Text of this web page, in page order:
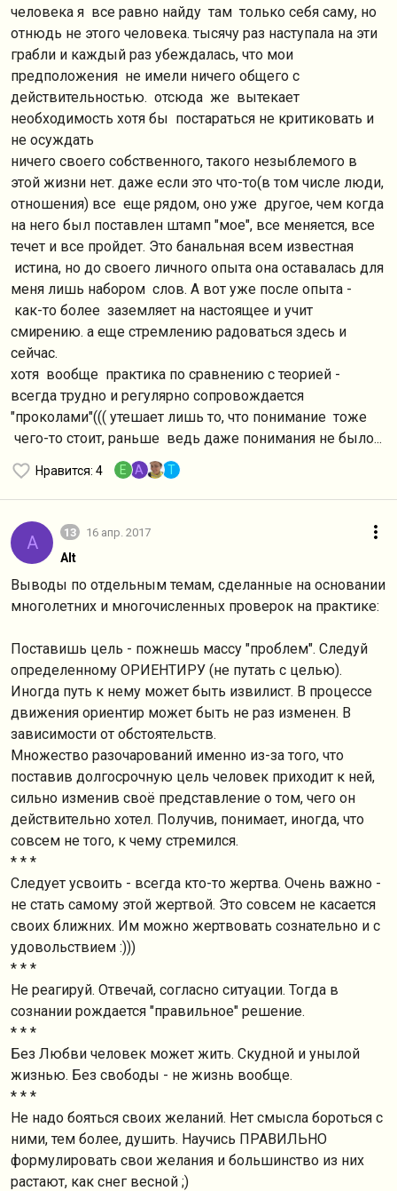
человека я все равно найду там только себя саму, но
отнюдь не этого человека. тысячу раз наступала на эти
грабли и каждый раз убеждалась, что мои
предположения не имели ничего общего с
действительностью. отсюда же вытекает
необходимость хотя бы постараться не критиковать и
не осуждать
ничего своего собственного, такого незыблемого в
этой жизни нет. даже если это что-то(в том числе люди,
отношения) все еще рядом, оно уже другое, чем когда
на него был поставлен штамп "мое", все меняется, все
течет и все пройдет. Это банальная всем известная
истина, но до своего личного опыта она оставалась для
меня лишь набором слов. А вот уже после опыта -
как-то более заземляет на настоящее и учит
смирению. а еще стремлению радоваться здесь и
сейчас.
хотя вообще практика по сравнению с теорией -
всегда трудно и регулярно сопровождается
"проколами"((( утешает лишь то, что понимание тоже
чего-то стоит, раньше ведь даже понимания не было...
Нравится: 4 E A T
A 13 16 апр. 2017
Alt
Выводы по отдельным темам, сделанные на основании
многолетних и многочисленных проверок на практике:
Поставишь цель - пожнешь массу "проблем". Следуй
определенному ОРИЕНТИРУ (не путать с целью).
Иногда путь к нему может быть извилист. В процессе
движения ориентир может быть не раз изменен. В
зависимости от обстоятельств.
Множество разочарований именно из-за того, что
поставив долгосрочную цель человек приходит к ней,
сильно изменив своё представление о том, чего он
действительно хотел. Получив, понимает, иногда, что
совсем не того, к чему стремился.
* * *
Следует усвоить - всегда кто-то жертва. Очень важно -
не стать самому этой жертвой. Это совсем не касается
своих ближних. Им можно жертвовать сознательно и с
удовольствием :)))
* * *
Не реагируй. Отвечай, согласно ситуации. Тогда в
сознании рождается "правильное" решение.
* * *
Без Любви человек может жить. Скудной и унылой
жизнью. Без свободы - не жизнь вообще.
* * *
Не надо бояться своих желаний. Нет смысла бороться с
ними, тем более, душить. Научись ПРАВИЛЬНО
формулировать свои желания и большинство из них
растают, как снег весной ;)